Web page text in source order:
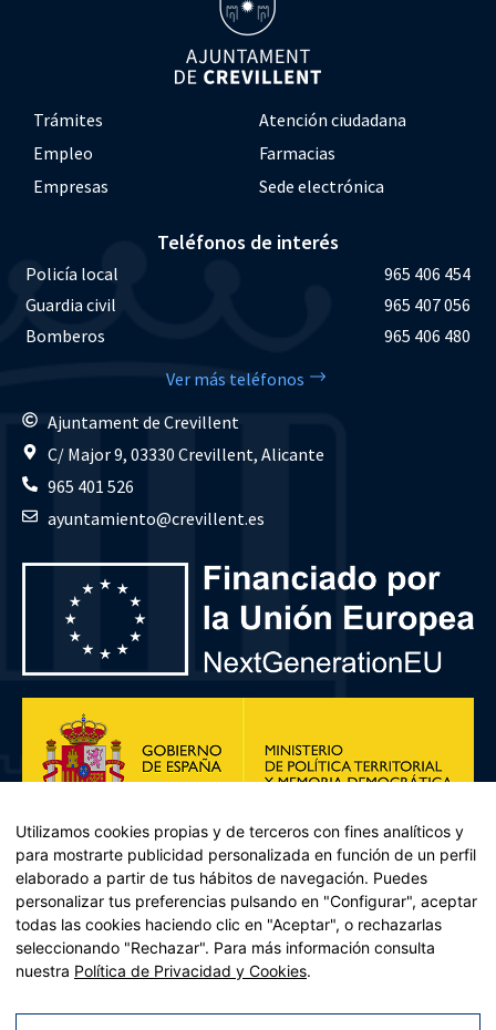
Trámites
Atención ciudadana
Empleo
Farmacias
Empresas
Sede electrónica
Teléfonos de interés
Policía local
965 406 454
Guardia civil
965 407 056
Bomberos
965 406 480
Ver más teléfonos
Ajuntament de Crevillent
C/ Major 9, 03330 Crevillent, Alicante
965 401 526
ayuntamiento@crevillent.es
Plan de Recuperación, Transformación y Resiliencia – Financiado por
Recuperación y resiliencia, establecido por el Reglamento (UE)
Utilizamos cookies propias y de terceros con fines analíticos y
para mostrarte publicidad personalizada en función de un perfil
elaborado a partir de tus hábitos de navegación. Puedes
personalizar tus preferencias pulsando en "Configurar", aceptar
todas las cookies haciendo clic en "Aceptar", o rechazarlas
seleccionando "Rechazar". Para más información consulta
nuestra Política de Privacidad y Cookies.